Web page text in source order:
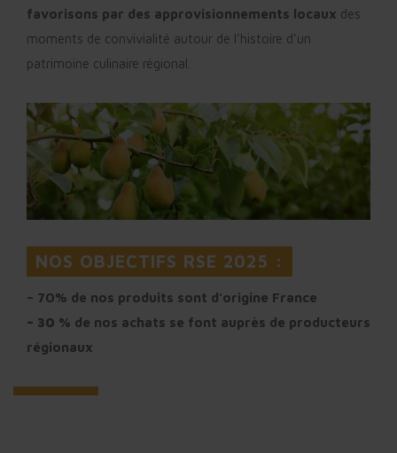
favorisons par des approvisionnements locaux des
moments de convivialité autour de l’histoire d’un
patrimoine culinaire régional.
NOS OBJECTIFS RSE 2025 :
– 70% de nos produits sont d’origine France
– 30 % de nos achats se font auprès de producteurs
régionaux